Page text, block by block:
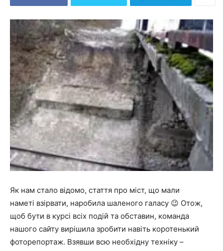
Як нам стало відомо, стаття про міст, що мали
наметі взірвати, наробила шаленого галасу 😉 Отож,
щоб бути в курсі всіх подій та обставин, команда
нашого сайту вирішила зробити навіть коротенький
фоторепортаж. Взявши всю необхідну техніку –